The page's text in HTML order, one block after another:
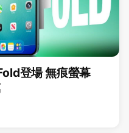
登場 無痕螢幕